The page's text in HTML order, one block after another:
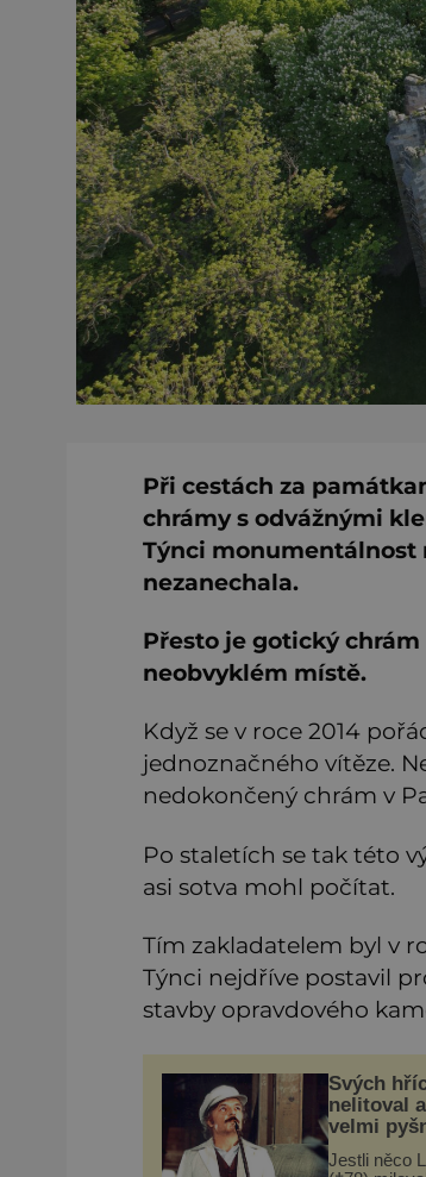
Při cestách za
chrámy s odvážnými
Týnci monumentálnost
nezanechala.
Přesto je gotický
neobvyklém místě.
Když se v roce 2014
jednoznačného vítěze.
nedokončený chrám v
Po staletích se tak této
asi sotva mohl počítat.
Tím zakladatelem byl v
Týnci nejdříve postavil
stavby opravdového
Svých
nelitoval
velmi
Jestli něco